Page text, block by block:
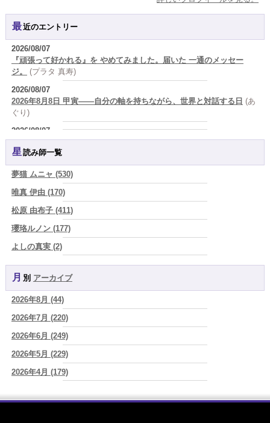
最近のエントリー
2026/08/07
『頑張って好かれる』を やめてみました。届いた 一通のメッセー
ジ。
(プラタ 真寿)
2026/08/07
2026年8月8日 甲寅――自分の軸を持ちながら、世界と対話する日 (あ
ぐり)
2026/08/07
新しいことに触れると、自分の中の回路がひらく｜好奇心を持ち続け
る楽しさ (美月マーシャ)
2026/08/07
2026年8月7日 癸丑 自分を消さずに、調和を育てる日 (あぐり)
時間は前に進んでいく。後悔は消せないけれど未来を変えていくこと
ができる (真巳華 - Mamika -)
2026/08/07
「いいお母さん」という仮面を外した日に、鏡の中に立っていたのは
誰でしたか」 (芽百マミム)
2026/08/07
「運命の人を探して何年も迷った。でも最後に気づく…本当に人生を
狂わせるのは『誰を好きになったか』ではなく、『間違ったタイミン
グを運命だと信じたこと』だった
2026/08/06
真寿の開運Cooking 二段弁当に詰めた、調和のエネルギー。品数が
増える日は、心にも余裕がある証拠かもしれません
2026/08/06
由)
星読み師一覧
夢猫 ムニャ (530)
唯真 伊由 (170)
松原 由布子 (411)
瓔珞ルノン (177)
よしの真実 (2)
YOSHIKI (58)
よみ (39)
一之森 陽柑 (26)
椰奈空 (64)
ワカリミ (1)
神楽峰ヴィスカ (10)
赤羽うさぎ (341)
月別 アーカイブ
2026年8月 (44)
2026年7月 (220)
2026年6月 (249)
2026年5月 (229)
2026年4月 (179)